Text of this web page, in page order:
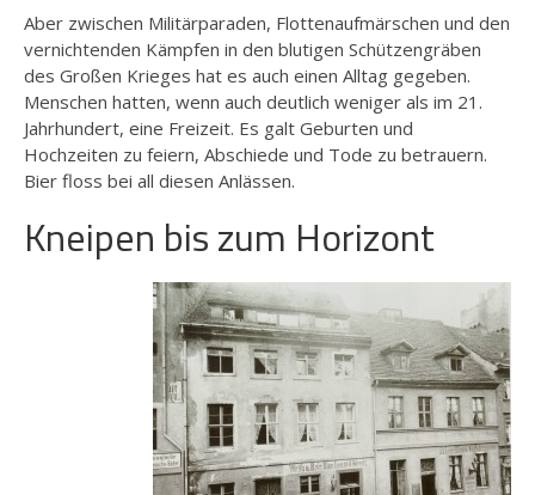
Aber zwischen Militärparaden, Flottenaufmärschen und den
vernichtenden Kämpfen in den blutigen Schützengräben
des Großen Krieges hat es auch einen Alltag gegeben.
Menschen hatten, wenn auch deutlich weniger als im 21.
Jahrhundert, eine Freizeit. Es galt Geburten und
Hochzeiten zu feiern, Abschiede und Tode zu betrauern.
Bier floss bei all diesen Anlässen.
Kneipen bis zum Horizont